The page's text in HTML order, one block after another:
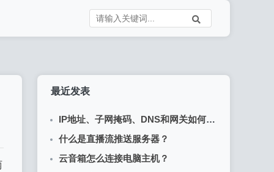
最近发表
IP地址、子网掩码、DNS和网关如何配置？
什么是直播流推送服务器？
云音箱怎么连接电脑主机？